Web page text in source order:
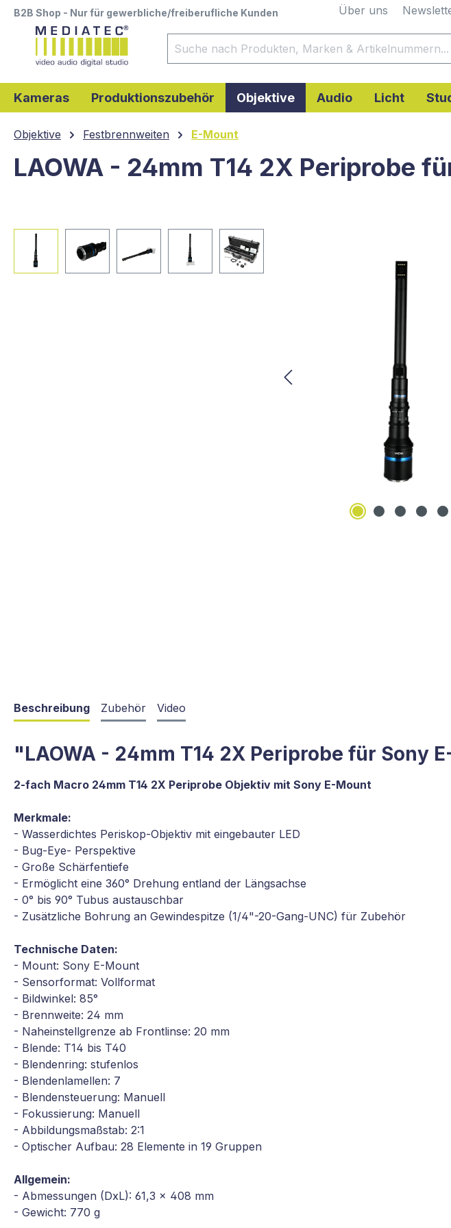
Zur Hauptnavigation springen
B2B Shop - Nur für gewerbliche/freiberufliche Kunden Über uns
Kameras Produktionszubehör Objektive Audio Licht
Objektive Festbrennweiten E-Mount
LAOWA - 24mm T14 2X Periprobe
Bildergalerie überspringen
Beschreibung Zubehör Video
"LAOWA - 24mm T14 2X Periprobe für Sony
2-fach Macro 24mm T14 2X Periprobe Objektiv mit Sony E-Mount
Merkmale:
- Wasserdichtes Periskop-Objektiv mit eingebauter LED
- Bug-Eye- Perspektive
- Große Schärfentiefe
- Ermöglicht eine 360° Drehung entland der Längsachse
- 0° bis 90° Tubus austauschbar
- Zusätzliche Bohrung an Gewindespitze (1/4"-20-Gang-UNC) für Zubehör
Technische Daten:
- Mount: Sony E-Mount
- Sensorformat: Vollformat
- Bildwinkel: 85°
- Brennweite: 24 mm
- Naheinstellgrenze ab Frontlinse: 20 mm
- Blende: T14 bis T40
- Blendenring: stufenlos
- Blendenlamellen: 7
- Blendensteuerung: Manuell
- Fokussierung: Manuell
- Abbildungsmaßstab: 2:1
- Optischer Aufbau: 28 Elemente in 19 Gruppen
Allgemein:
- Abmessungen (DxL): 61,3 x 408 mm
- Gewicht: 770 g